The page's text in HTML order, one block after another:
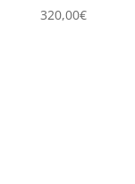
320,00€